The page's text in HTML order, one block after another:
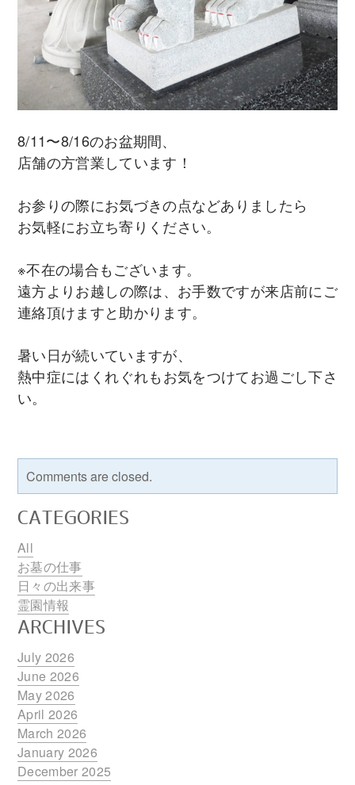
8/11〜8/16のお盆期間、
店舗の方営業しています！
お参りの際にお気づきの点などありましたら
お気軽にお立ち寄りください。
※不在の場合もございます。
遠方よりお越しの際は、お手数ですが来店前にご
連絡頂けますと助かります。
暑い日が続いていますが、
​熱中症にはくれぐれもお気をつけてお過ごし下さ
い。
Comments are closed.
CATEGORIES
All
お墓の仕事
日々の出来事
霊園情報
ARCHIVES
July 2026
June 2026
May 2026
April 2026
March 2026
January 2026
December 2025